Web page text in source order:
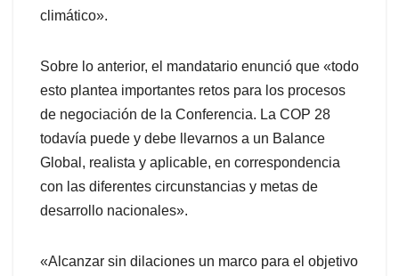
climático».
Sobre lo anterior, el mandatario enunció que «todo
esto plantea importantes retos para los procesos
de negociación de la Conferencia. La COP 28
todavía puede y debe llevarnos a un Balance
Global, realista y aplicable, en correspondencia
con las diferentes circunstancias y metas de
desarrollo nacionales».
«Alcanzar sin dilaciones un marco para el objetivo